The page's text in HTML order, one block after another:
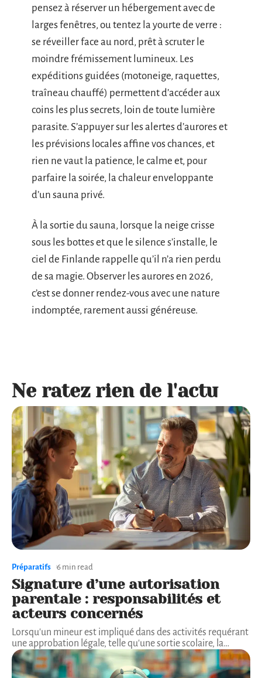
pensez à réserver un hébergement avec de
larges fenêtres, ou tentez la yourte de verre :
se réveiller face au nord, prêt à scruter le
moindre frémissement lumineux. Les
expéditions guidées (motoneige, raquettes,
traîneau chauffé) permettent d’accéder aux
coins les plus secrets, loin de toute lumière
parasite. S’appuyer sur les alertes d’aurores et
les prévisions locales affine vos chances, et
rien ne vaut la patience, le calme et, pour
parfaire la soirée, la chaleur enveloppante
d’un sauna privé.
À la sortie du sauna, lorsque la neige crisse
sous les bottes et que le silence s’installe, le
ciel de Finlande rappelle qu’il n’a rien perdu
de sa magie. Observer les aurores en 2026,
c’est se donner rendez-vous avec une nature
indomptée, rarement aussi généreuse.
Ne ratez rien de l'actu
Préparatifs 6 min read
Signature d’une autorisation
parentale : responsabilités et
acteurs concernés
Lorsqu'un mineur est impliqué dans des activités requérant
une approbation légale, telle qu'une sortie scolaire, la…